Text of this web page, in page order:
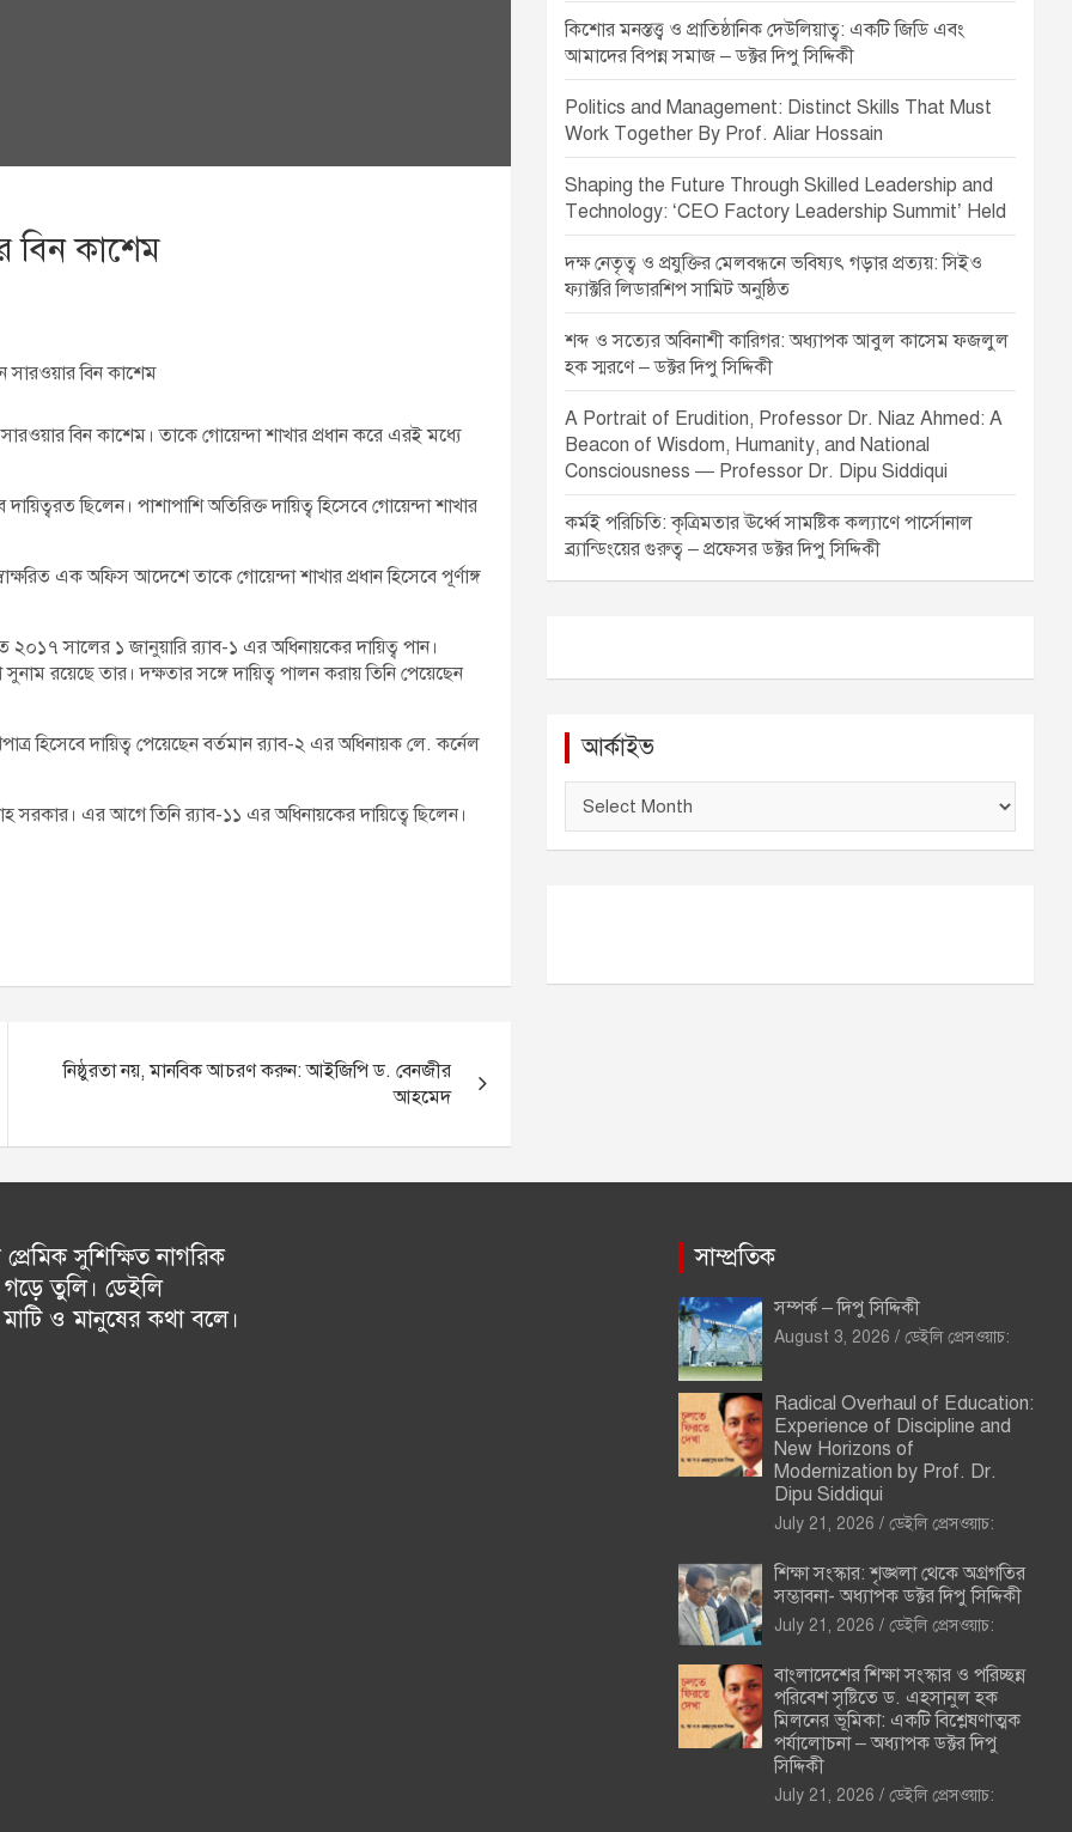
বিন কাশেম
সারওয়ার বিন কাশেম
বিন কাশেম। তাকে গোয়েন্দা শাখার প্রধান করে এরই মধ্যে
ছিলেন। পাশাপাশি অতিরিক্ত দায়িত্ব হিসেবে গোয়েন্দা শাখার
এক অফিস আদেশে তাকে গোয়েন্দা শাখার প্রধান হিসেবে পূর্ণাঙ্গ
সালের ১ জানুয়ারি র‌্যাব-১ এর অধিনায়কের দায়িত্ব পান।
রয়েছে তার। দক্ষতার সঙ্গে দায়িত্ব পালন করায় তিনি পেয়েছেন
দায়িত্ব পেয়েছেন বর্তমান র‌্যাব-২ এর অধিনায়ক লে. কর্নেল
এর আগে তিনি র‌্যাব-১১ এর অধিনায়কের দায়িত্বে ছিলেন।
নিষ্ঠুরতা নয়, মানবিক আচরণ করুন: আইজিপি ড. বেনজীর
আহমেদ
কিশোর মনস্তত্ত্ব ও প্রাতিষ্ঠানিক দেউলিয়াত্ব: একটি জিডি এবং
আমাদের বিপন্ন সমাজ – ডক্টর দিপু সিদ্দিকী
Politics and Management: Distinct Skills That Must
Work Together By Prof. Aliar Hossain
Shaping the Future Through Skilled Leadership and
Technology: ‘CEO Factory Leadership Summit’ Held
দক্ষ নেতৃত্ব ও প্রযুক্তির মেলবন্ধনে ভবিষ্যৎ গড়ার প্রত্যয়: সিইও
ফ্যাক্টরি লিডারশিপ সামিট অনুষ্ঠিত
শব্দ ও সত্যের অবিনাশী কারিগর: অধ্যাপক আবুল কাসেম ফজলুল
হক স্মরণে – ডক্টর দিপু সিদ্দিকী
A Portrait of Erudition, Professor Dr. Niaz Ahmed: A
Beacon of Wisdom, Humanity, and National
Consciousness — Professor Dr. Dipu Siddiqui
কর্মই পরিচিতি: কৃত্রিমতার ঊর্ধ্বে সামষ্টিক কল্যাণে পার্সোনাল
ব্র্যান্ডিংয়ের গুরুত্ব – প্রফেসর ডক্টর দিপু সিদ্দিকী
আর্কাইভ
ই
সুশিক্ষিত নাগরিক
তুলি। ডেইলি
মাটি ও মানুষের কথা বলে।
সাম্প্রতিক
সম্পর্ক – দিপু সিদ্দিকী
August 3, 2026 ডেইলি প্রেসওয়াচ:
Radical Overhaul of Education:
Experience of Discipline and
New Horizons of
Modernization by Prof. Dr.
Dipu Siddiqui
July 21, 2026 ডেইলি প্রেসওয়াচ:
শিক্ষা সংস্কার: শৃঙ্খলা থেকে অগ্রগতির
সম্ভাবনা- অধ্যাপক ডক্টর দিপু সিদ্দিকী
July 21, 2026 ডেইলি প্রেসওয়াচ:
বাংলাদেশের শিক্ষা সংস্কার ও পরিচ্ছন্ন
পরিবেশ সৃষ্টিতে ড. এহসানুল হক
মিলনের ভূমিকা: একটি বিশ্লেষণাত্মক
পর্যালোচনা – অধ্যাপক ডক্টর দিপু
সিদ্দিকী
July 21, 2026 ডেইলি প্রেসওয়াচ: